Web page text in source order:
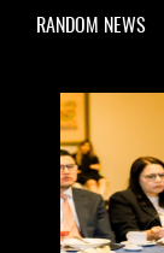
RANDOM NEWS